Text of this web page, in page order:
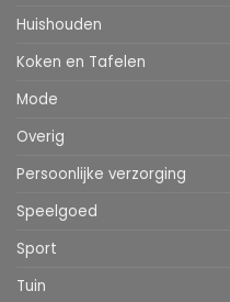
Huishouden
Koken en Tafelen
Mode
Overig
Persoonlijke verzorging
Speelgoed
Sport
Tuin